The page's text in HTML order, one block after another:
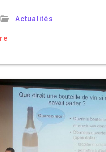
Actualités